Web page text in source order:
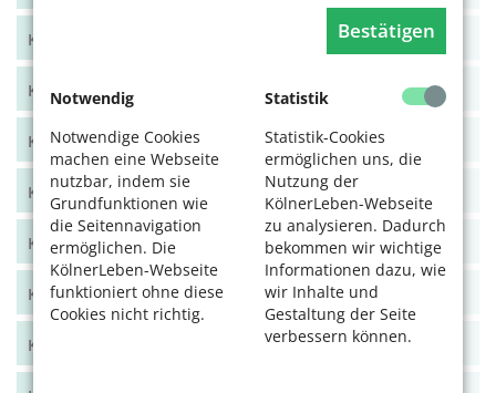
Bestätigen
Notwendig
Notwendige Cookies
machen eine Webseite
nutzbar, indem sie
Grundfunktionen wie
die Seitennavigation
ermöglichen. Die
KölnerLeben-Webseite
funktioniert ohne diese
Cookies nicht richtig.
Statistik
Statistik-Cookies
ermöglichen uns, die
Nutzung der
KölnerLeben-Webseite
zu analysieren. Dadurch
bekommen wir wichtige
Informationen dazu, wie
wir Inhalte und
Gestaltung der Seite
verbessern können.
KölnerLeben Feb/März 2021
KölnerLeben Dez 20/Jan 21
KölnerLeben Okt/Nov 2020
KölnerLeben Aug/Sept 2020
KölnerLeben Juni/Juli 2020
KölnerLeben April/Mai 2020
KölnerLeben Feb/März 2020